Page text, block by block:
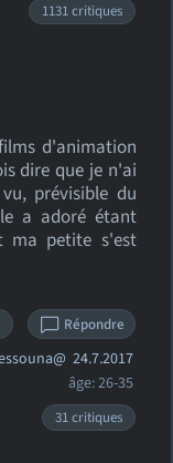
1131 critiques
d'animation
dire que je n'ai
prévisible du
a adoré étant
ma petite s'est
Répondre
24.7.2017
âge: 26-35
31 critiques